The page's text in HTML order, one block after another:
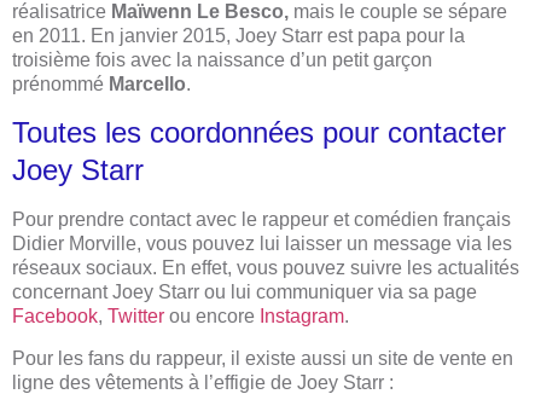
réalisatrice Maïwenn Le Besco, mais le couple se sépare
en 2011. En janvier 2015, Joey Starr est papa pour la
troisième fois avec la naissance d’un petit garçon
prénommé Marcello.
Toutes les coordonnées pour contacter
Joey Starr
Pour prendre contact avec le rappeur et comédien français
Didier Morville, vous pouvez lui laisser un message via les
réseaux sociaux. En effet, vous pouvez suivre les actualités
concernant Joey Starr ou lui communiquer via sa page
Facebook, Twitter ou encore Instagram.
Pour les fans du rappeur, il existe aussi un site de vente en
ligne des vêtements à l’effigie de Joey Starr :